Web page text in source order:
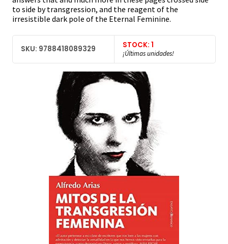
to side by transgression, and the reagent of the
irresistible dark pole of the Eternal Feminine.
SKU: 9788418089329 STOCK: 1
¡Últimas unidades!